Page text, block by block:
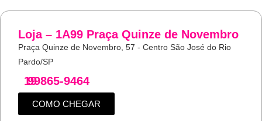
Loja – 1A99 Praça Quinze de Novembro
Praça Quinze de Novembro, 57 - Centro São José do Rio
Pardo/SP
19
99865-9464
COMO CHEGAR